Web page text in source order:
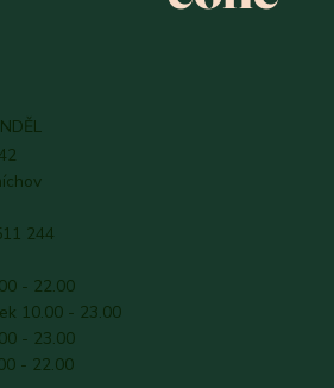
244
- 22.00
10.00 - 23.00
- 23.00
- 22.00